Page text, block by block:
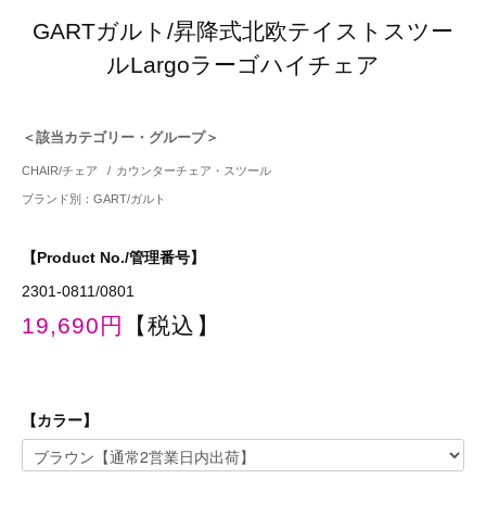
GARTガルト/昇降式北欧テイストスツー
ルLargoラーゴハイチェア
＜該当カテゴリー・グループ＞
CHAIR/チェア / カウンターチェア・スツール
ブランド別：GART/ガルト
【Product No./管理番号】
2301-0811/0801
19,690円 【税込】
【カラー】